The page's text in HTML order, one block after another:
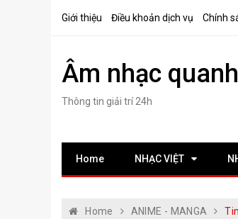
Giới thiệu Điều khoản dịch vụ Chính
Âm nhạc
Thông tin giải trí 24h
Home NHẠC VIỆT
Home ANIME - MANGA